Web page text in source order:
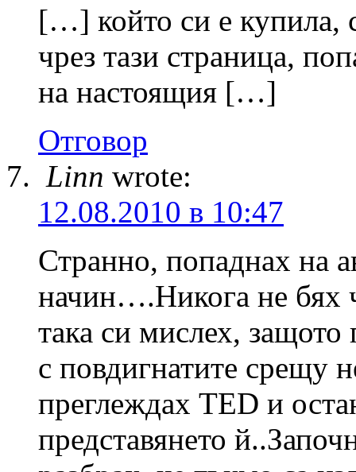
[…] който си е купила,
чрез тази страница,
на настоящия […]
Отговор
Linn wrote:
12.08.2010 в 10:47
Странно, попаднах на
начин….Никога не бях
така си мислех,
с повдигнатите срещу
преглеждах TED и
представянето